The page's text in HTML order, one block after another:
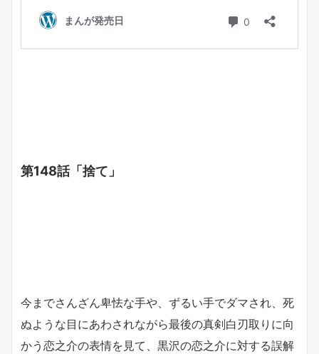
第148話「捨て」
今までさんざん卑怯な手や、ずるい手でダマされ、死
ぬような目にあわされながら最後の真剣白刃取りに向
かう恋之介の表情を見て、黒沢の恋之介に対する誤解